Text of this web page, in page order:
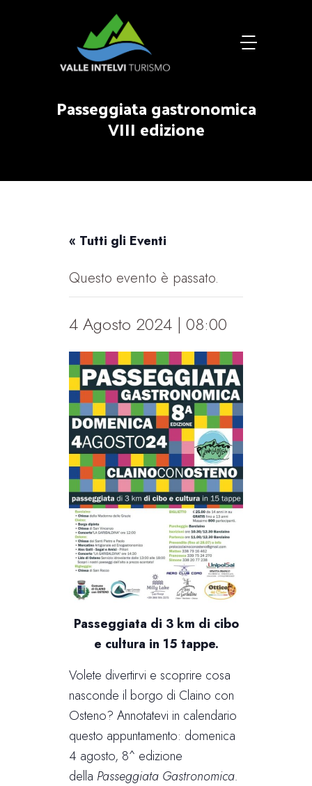
Passeggiata gastronomica
VIII edizione
« Tutti gli Eventi
Questo evento è passato.
4 Agosto 2024 | 08:00
Passeggiata di 3 km di cibo
e cultura in 15 tappe.
Volete divertirvi e scoprire cosa
nasconde il borgo di Claino con
Osteno? Annotatevi in calendario
questo appuntamento: domenica
4 agosto, 8^ edizione
della Passeggiata Gastronomica.